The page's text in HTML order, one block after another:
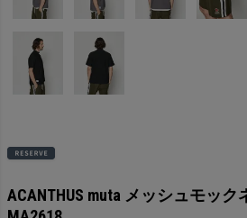
ACANTHUS muta メッシュモック